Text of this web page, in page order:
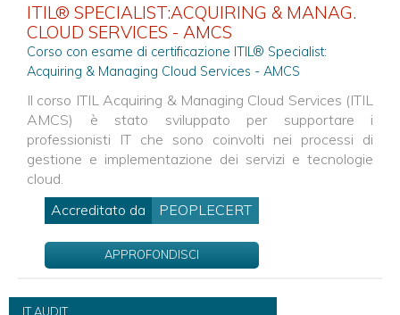
ITIL® SPECIALIST:ACQUIRING & MANAG.
CLOUD SERVICES - AMCS
Corso con esame di certificazione ITIL® Specialist:
Acquiring & Managing Cloud Services - AMCS
Il corso ITIL Acquiring & Managing Cloud Services (ITIL
AMCS) è stato sviluppato per supportare i
professionisti IT che sono coinvolti nei processi di
gestione e implementazione dei servizi e tecnologie
cloud.
Accreditato da
PEOPLECERT
APPROFONDISCI
IT AUDIT